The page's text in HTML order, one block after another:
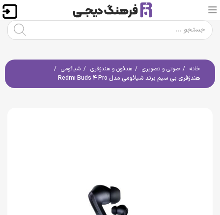
خانه صوتی و تصویری هدفون و هندزفری
شیائومی
هندزفری بی سیم برند شیائومی مدل Redmi Buds 4 Pro